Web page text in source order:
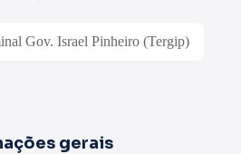
Gov. Israel Pinheiro (Tergip)
gerais